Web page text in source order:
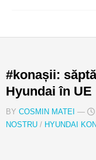
#konașii:
Hyundai în UE
BY COSMIN MATEI —
NOSTRU / HYUNDAI